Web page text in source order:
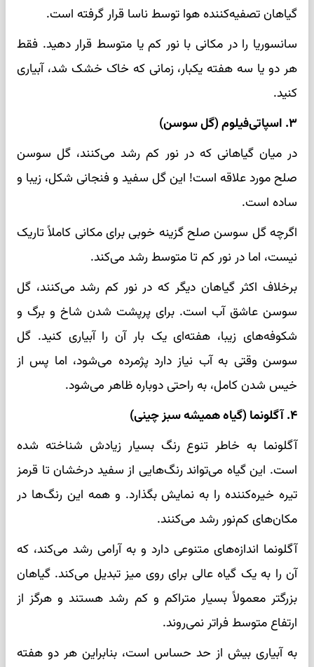
گیاهان تصفیه‌کننده هوا توسط ناسا قرار گرفته است.
سانسوریا را در مکانی با نور کم یا متوسط ​​قرار دهید. فقط
هر دو یا سه هفته یکبار، زمانی که خاک خشک شد، آبیاری
کنید.
۳. اسپاتی‌فیلوم (گل سوسن)
در میان گیاهانی که در نور کم رشد می‌کنند، گل سوسن
صلح مورد علاقه است! این گل سفید و فنجانی شکل، زیبا و
ساده است.
اگرچه گل سوسن صلح گزینه خوبی برای مکانی کاملاً تاریک
نیست، اما در نور کم تا متوسط ​​​​رشد می‌کند.
برخلاف اکثر گیاهان دیگر که در نور کم رشد می‌کنند، گل
سوسن عاشق آب است. برای پرپشت شدن شاخ و برگ و
شکوفه‌های زیبا، هفته‌ای یک بار آن را آبیاری کنید. گل
سوسن وقتی به آب نیاز دارد پژمرده می‌شود، اما پس از
خیس شدن کامل، به راحتی دوباره ظاهر می‌شود.
۴. آگلونما (گیاه همیشه سبز چینی)
آگلونما به خاطر تنوع رنگ بسیار زیادش شناخته شده
است. این گیاه می‌تواند رنگ‌هایی از سفید درخشان تا قرمز
تیره خیره‌کننده را به نمایش بگذارد. و همه این رنگ‌ها در
مکان‌های کم‌نور رشد می‌کنند.
آگلونما اندازه‌های متنوعی دارد و به آرامی رشد می‌کند، که
آن را به یک گیاه عالی برای روی میز تبدیل می‌کند. گیاهان
بزرگتر معمولاً بسیار متراکم و کم رشد هستند و هرگز از
ارتفاع متوسط ​​​​فراتر نمی‌روند.
به آبیاری بیش از حد حساس است، بنابراین هر دو هفته